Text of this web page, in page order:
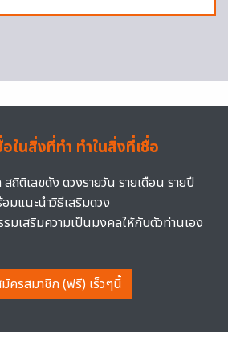
ในสิ่งที่ทำ ทำในสิ่งที่เชื่อ
ถิติเลขดัง ดวงรายวัน รายเดือน รายปี
มแนะนำวิธีเสริมดวง
มเสริมความเป็นมงคลให้กับตัวท่านเอง
ครสมาชิก (ฟรี) เร็วๆนี้